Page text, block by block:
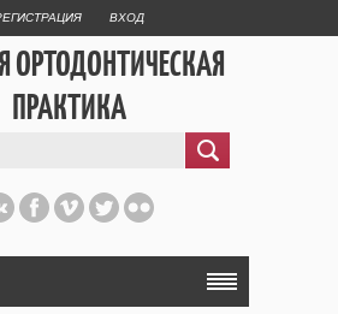
ВХОД
ОРТОДОНТИЧЕСКАЯ
ПРАКТИКА